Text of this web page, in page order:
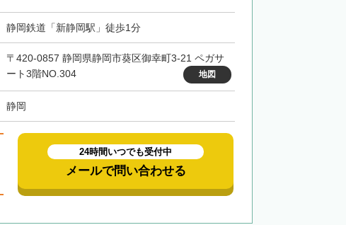
静岡鉄道「新静岡駅」徒歩1分
〒420-0857 静岡県静岡市葵区御幸町3-21 ペガサ
ート3階NO.304
地図
静岡
24時間いつでも受付中
メールで問い合わせる